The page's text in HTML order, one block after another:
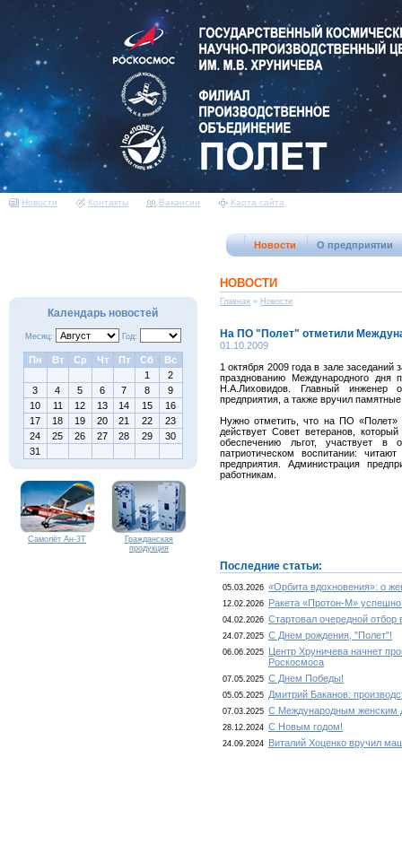
Новости Контакты Вакансии Карта сайта
Новости О предприятии
Календарь новостей
Месяц: Год:
Пн Вт Ср Чт Пт Сб
Вс
1
2
3
4 5 6 7 8
9
10
11 12 13 14 15
16
17
18 19 20 21 22
23
24
25 26 27 28 29
30
31
Самолёт Ан-3Т
Гражданская
продукция
НОВОСТИ
Главная » Новости
На ПО "Полет" отметили
01.10.2009
1 октября 2009 года в зале
празднованию Международного
Н.А.Лиховидов. Главный инженер
предприятия, а также вручил
Нужно отметить, что на ПО «Полет»
действует Совет ветеранов,
обеспечению льгот, участвует
патриотическом воспитании:
предприятия. Администрация
работникам.
Последние статьи:
05.03.2026 «Орбита вдохновения»: о
12.02.2026 Ракета «Протон-М»
04.02.2026 Стартовал очередной отбор
24.07.2025 С Днем рождения, "Полет"!
06.06.2025 Центр Хруничева начнет
Роскосмоса
07.05.2025 С Днем Победы!
05.05.2025 Дмитрий Баканов:
07.03.2025 С Международным женским
28.12.2024 С Новым годом!
24.09.2024 Виталий Хоценко вручил